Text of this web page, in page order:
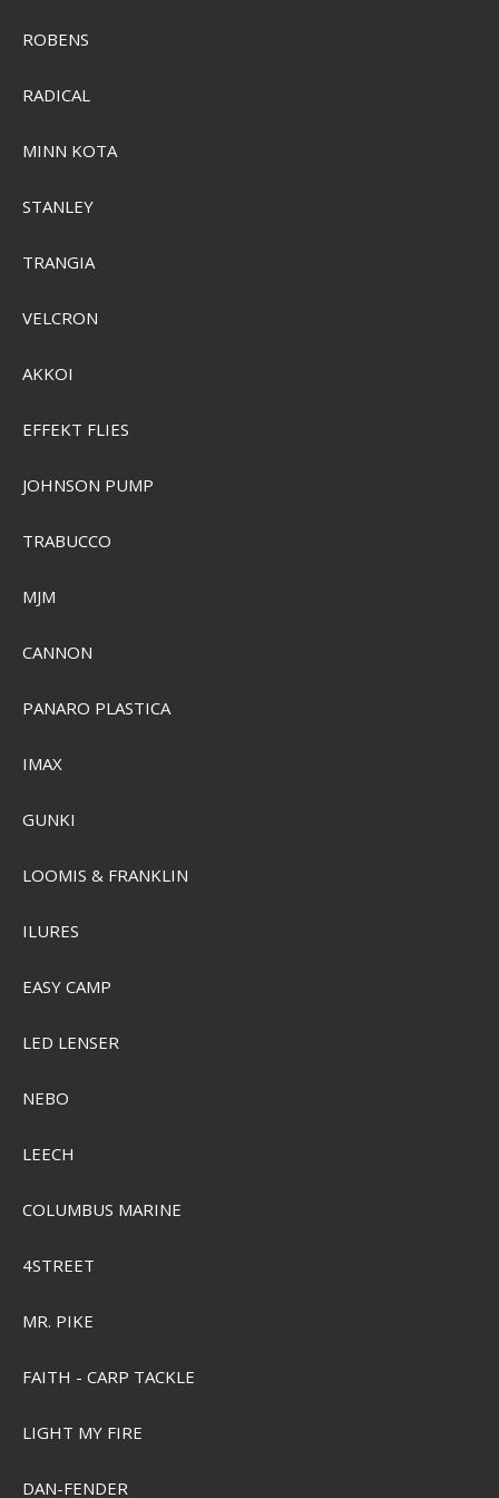
Primus Lite Ultra Stove System 1,2L
Primus Lite Plus Stove System II 0,8L
SEK 1.764,00
ROBENS
RADICAL
MINN KOTA
STANLEY
TRANGIA
VELCRON
AKKOI
EFFEKT FLIES
JOHNSON PUMP
TRABUCCO
MJM
CANNON
PANARO PLASTICA
IMAX
GUNKI
LOOMIS & FRANKLIN
ILURES
EASY CAMP
LED LENSER
NEBO
LEECH
COLUMBUS MARINE
4STREET
MR. PIKE
FAITH - CARP TACKLE
LIGHT MY FIRE
DAN-FENDER